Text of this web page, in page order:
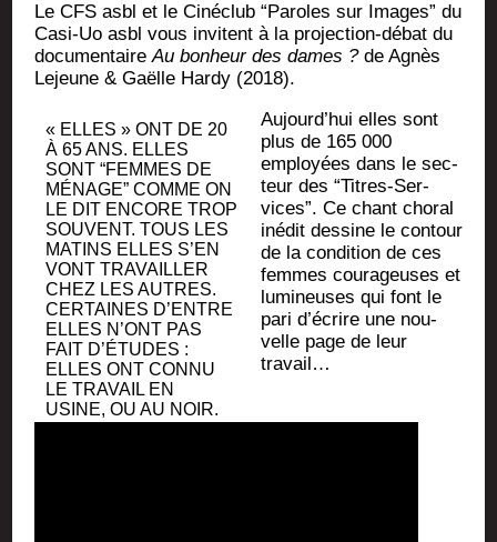
Le CFS asbl et le Ciné­club “Paroles sur Images” du
Casi-Uo asbl vous invitent à la pro­jec­tion-débat du
docu­men­taireAu bon­heur des dames ?de Agnès
Lejeune & Gaëlle Har­dy (2018).
« ELLES » ONT DE 20
À 65 ANS. ELLES
SONT “FEMMES DE
MÉNAGE” COMME ON
LE DIT ENCORE TROP
SOU­VENT. TOUS LES
MATINS ELLES S’EN
VONT TRA­VAILLER
CHEZ LES AUTRES.
CER­TAINES D’ENTRE
ELLES N’ONT PAS
FAIT D’ÉTUDES :
ELLES ONT CONNU
LE TRA­VAIL EN
USINE, OU AU NOIR.
Aujourd’hui elles sont
plus de 165 000
employées dans le sec­
teur des “Titres-Ser­
vices”. Ce chant cho­ral
inédit des­sine le contour
de la condi­tion de ces
femmes cou­ra­geuses et
lumi­neuses qui font le
pari d’écrire une nou­
velle page de leur
travail…